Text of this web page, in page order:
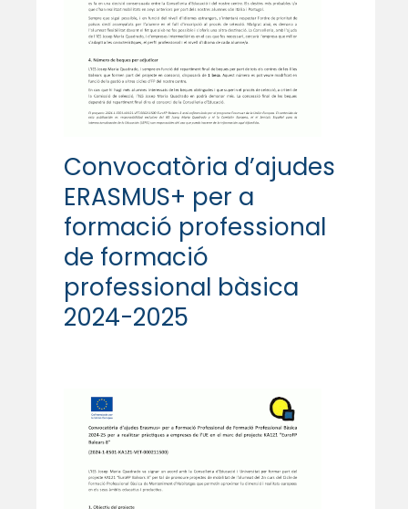
Convocatòria d’ajudes
ERASMUS+ per a
formació professional
de formació
professional bàsica
2024-2025